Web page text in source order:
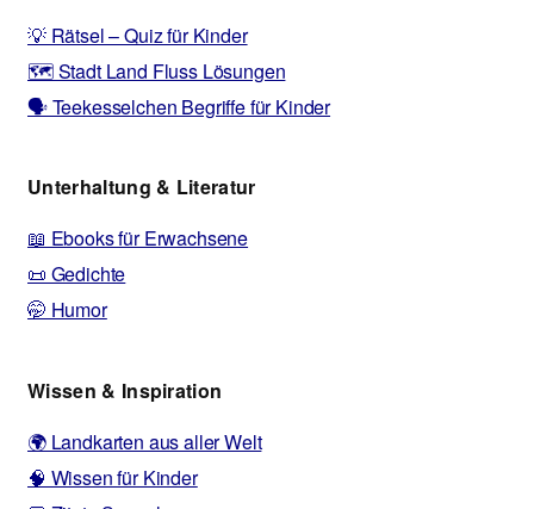
💡 Rätsel – Quiz für Kinder
🗺️ Stadt Land Fluss Lösungen
🗣️ Teekesselchen Begriffe für Kinder
Unterhaltung & Literatur
📖 Ebooks für Erwachsene
📜 Gedichte
🤭 Humor
Wissen & Inspiration
🌍 Landkarten aus aller Welt
🧠 Wissen für Kinder